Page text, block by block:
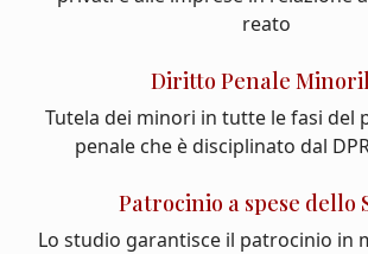
reato
Diritto Penale
Tutela dei minori in tutte le fasi del
penale che è disciplinato dal
Patrocinio a spese dello
Lo studio garantisce il patrocinio in